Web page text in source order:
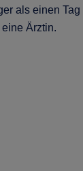
als einen
Ärztin.